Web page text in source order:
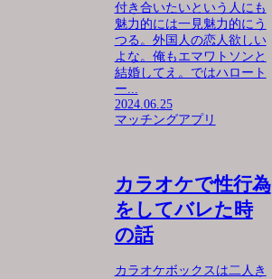
付き合いたいという人にも
魅力的には一見魅力的にう
つる。外国人の恋人欲しい
よな。俺もエマワトソンと
結婚してえ。ではハロート
ー...
2024.06.25
マッチングアプリ
カラオケで性行為
をしてバレた時
の話
カラオケボックスは二人き